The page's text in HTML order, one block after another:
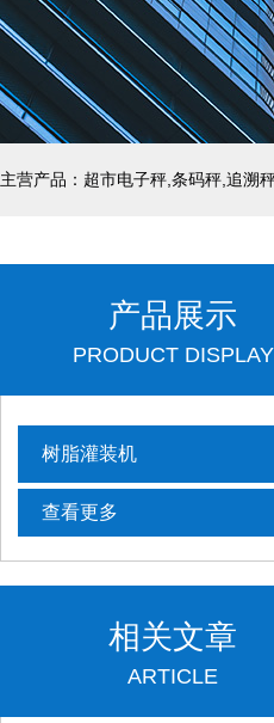
主营产品：超市电子秤,条码秤,追溯
产品展示
PRODUCT DISPLAY
树脂灌装机
查看更多
相关文章
ARTICLE